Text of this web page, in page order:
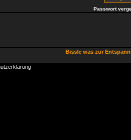
Passwort
Bissle was zur